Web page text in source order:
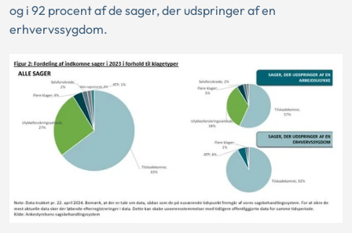
og i 92 procent af de sager, der udspringer af en
erhvervssygdom.